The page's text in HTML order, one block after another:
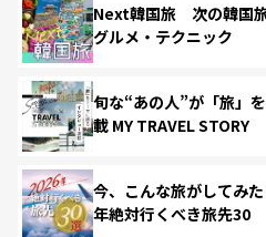
Next韓国旅 次の韓国旅
グルメ・テクニック
旬な“あの人”が「旅」
載 MY TRAVEL STORY
今、こんな旅がしてみ
年絶対行くべき旅先30